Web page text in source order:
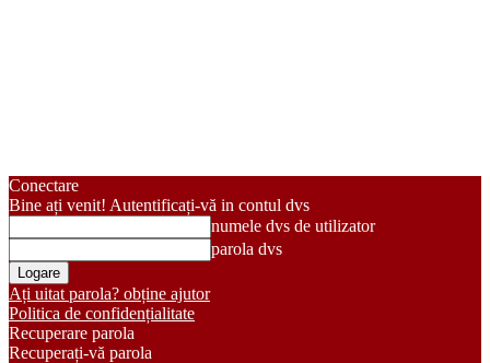
Conectare
Bine ați venit! Autentificați-vă in contul dvs
numele dvs de utilizator
parola dvs
Ați uitat parola? obține ajutor
Politica de confidențialitate
Recuperare parola
Recuperați-vă parola